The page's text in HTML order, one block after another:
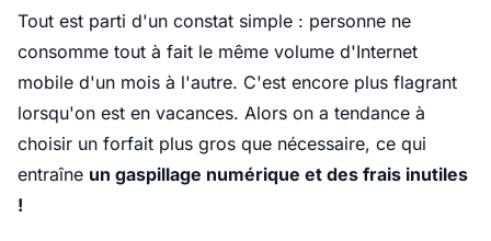
Tout est parti d'un constat simple : personne ne
consomme tout à fait le même volume d'Internet
mobile d'un mois à l'autre. C'est encore plus flagrant
lorsqu'on est en vacances. Alors on a tendance à
choisir un forfait plus gros que nécessaire, ce qui
entraîne un gaspillage numérique et des frais inutiles
!